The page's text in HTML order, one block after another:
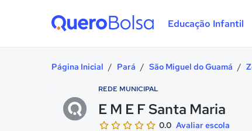
Educação Infantil
Página Inicial / Pará / São Miguel do Guamá /
REDE MUNICIPAL
E M E F Santa Maria
0.0 Avaliar escola